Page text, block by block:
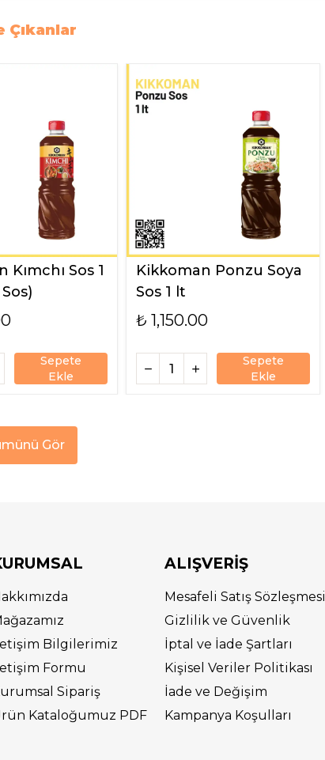
Çıkanlar
Kımchı Sos 1
Sepete
Ekle
Kikkoman Ponzu Soya
Sos 1 lt
₺ 1,150.00
Sepete
Ekle
Gör
Bilgilerimiz
Formu
Sipariş
Kataloğumuz PDF
ALIŞVERİŞ
Mesafeli Satış Sözleşmesi
Gizlilik ve Güvenlik
İptal ve İade Şartları
Kişisel Veriler Politikası
İade ve Değişim
Kampanya Koşulları